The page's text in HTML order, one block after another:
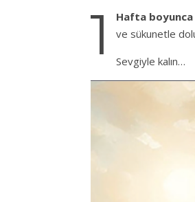
1 Hafta boyunca
ve sükunetle
Sevgiyle kalın…